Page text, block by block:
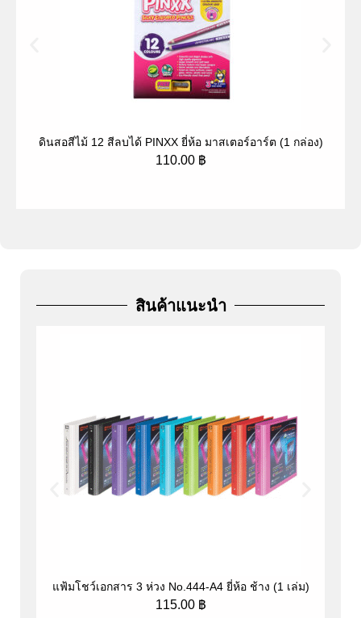
ดินสอสีไม้ 12 สีลบได้ PINXX ยี่ห้อ มาสเตอร์อาร์ต (1 กล่อง)
110.00 ฿
สินค้าแนะนำ
แฟ้มโชว์เอกสาร 3 ห่วง No.444-A4 ยี่ห้อ ช้าง (1 เล่ม)
115.00 ฿